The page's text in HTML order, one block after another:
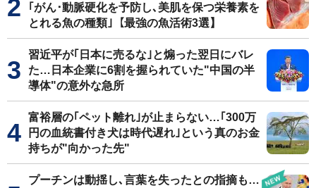
｢がん･動脈硬化を予防し､美肌を保つ栄養素を
とれる魚の種類｣【最強の魚活術3選】
習近平が｢日本に売るな｣と煽った翌日にバレ
た…日本企業に6割を握られていた"中国の半
導体"の意外な急所
富裕層の｢ペット離れ｣が止まらない…｢300万
円の血統書付き犬は時代遅れ｣という真のお金
持ちが"向かった先"
プーチンは動揺し､言葉を失ったとの指摘も…